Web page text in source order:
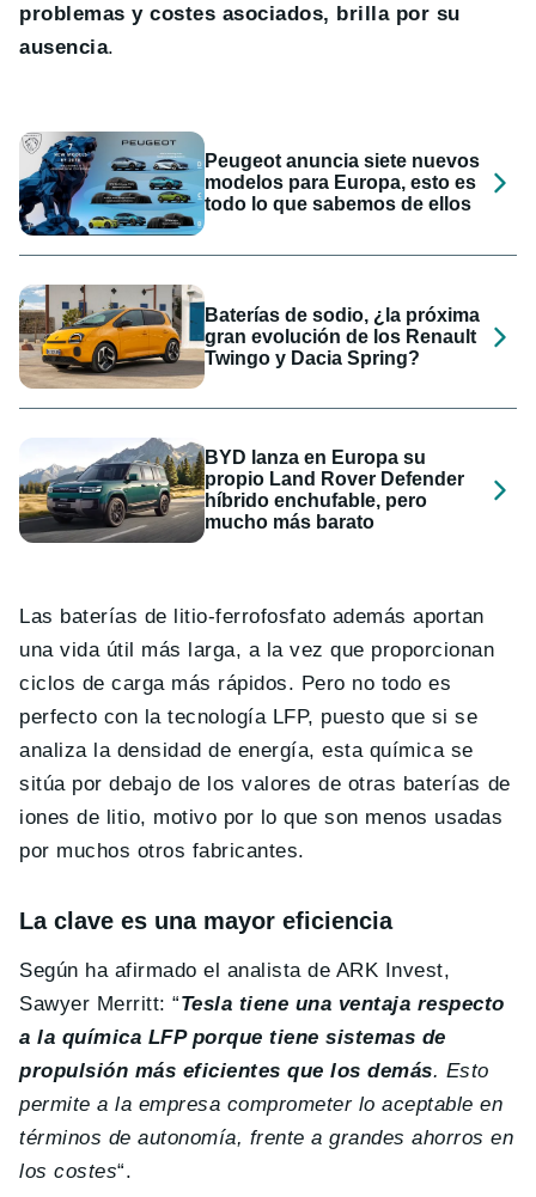
problemas y costes asociados, brilla por su
ausencia.
Peugeot anuncia siete nuevos
modelos para Europa, esto es
todo lo que sabemos de ellos
Baterías de sodio, ¿la próxima
gran evolución de los Renault
Twingo y Dacia Spring?
BYD lanza en Europa su
propio Land Rover Defender
híbrido enchufable, pero
mucho más barato
Las baterías de litio-ferrofosfato además aportan
una vida útil más larga, a la vez que proporcionan
ciclos de carga más rápidos. Pero no todo es
perfecto con la tecnología LFP, puesto que si se
analiza la densidad de energía, esta química se
sitúa por debajo de los valores de otras baterías de
iones de litio, motivo por lo que son menos usadas
por muchos otros fabricantes.
La clave es una mayor eficiencia
Según ha afirmado el analista de ARK Invest,
Sawyer Merritt: “Tesla tiene una ventaja respecto
a la química LFP porque tiene sistemas de
propulsión más eficientes que los demás. Esto
permite a la empresa comprometer lo aceptable en
términos de autonomía, frente a grandes ahorros en
los costes“.